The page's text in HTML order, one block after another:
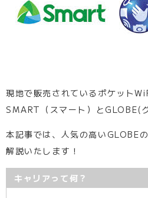
現地で販売されているポケット
SMART（スマート）とGLOBE(
本記事では、人気の高いGLOBE
解説いたします！
キャリアって何？